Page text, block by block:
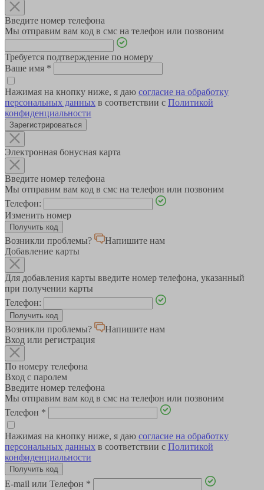
Введите номер телефона
Мы отправим вам код в смс на телефон или позвоним
Требуется подтверждение по номеру
Ваше имя *
Нажимая на кнопку ниже, я даю согласие на обработку
персональных данных в соответствии с Политикой
конфиденциальности
Зарегистрироваться
Электронная бонусная карта
Введите номер телефона
Мы отправим вам код в смс на телефон или позвоним
Телефон:
Изменить номер
Возникли проблемы?
Напишите нам
Добавление карты
Для добавления карты введите номер телефона, указанный
при получении карты
Телефон:
Возникли проблемы?
Напишите нам
Вход или регистрация
По номеру телефона
Вход с паролем
Введите номер телефона
Мы отправим вам код в смс на телефон или позвоним
Телефон *
Нажимая на кнопку ниже, я даю согласие на обработку
персональных данных в соответствии с Политикой
конфиденциальности
E-mail или Телефон *